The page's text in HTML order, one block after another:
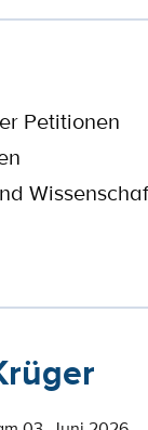
Petitionen